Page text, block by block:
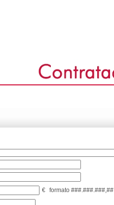
€ formato ###.###.###,##